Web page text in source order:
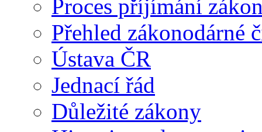
Proces příjímání
Přehled zákonodárné
Ústava ČR
Jednací řád
Důležité zákony